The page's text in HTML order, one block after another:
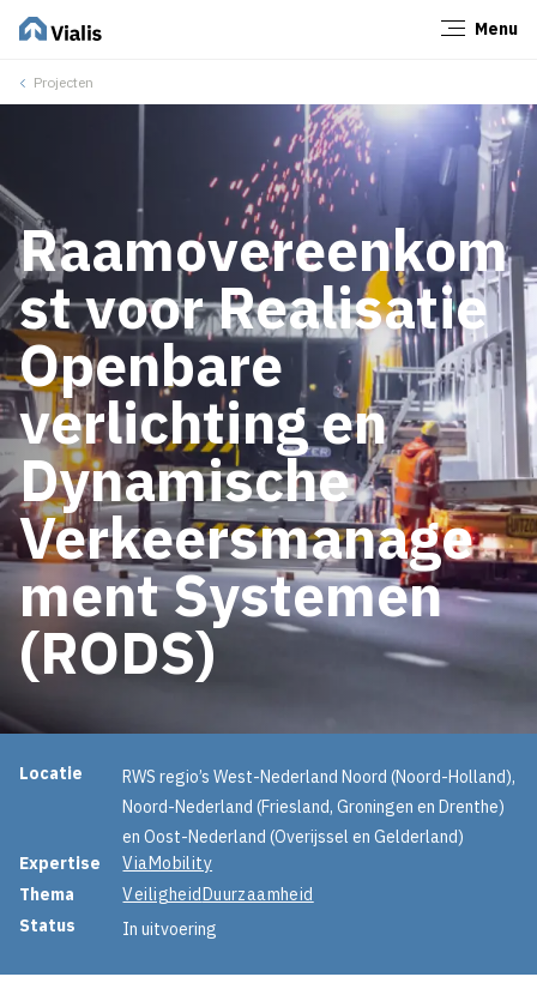
Menu
Projecten
Raamovereenkom
st voor Realisatie
Openbare
verlichting en
Dynamische
Verkeersmanage
ment Systemen
(RODS)
Projectinformatie
Locatie
RWS regio’s West-Nederland Noord (Noord-Holland),
Noord-Nederland (Friesland, Groningen en Drenthe)
en Oost-Nederland (Overijssel en Gelderland)
Expertise
ViaMobility
Thema
Veiligheid Duurzaamheid
Status
In uitvoering
Sluiten